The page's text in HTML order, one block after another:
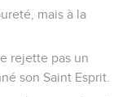
soit entre vous, soit